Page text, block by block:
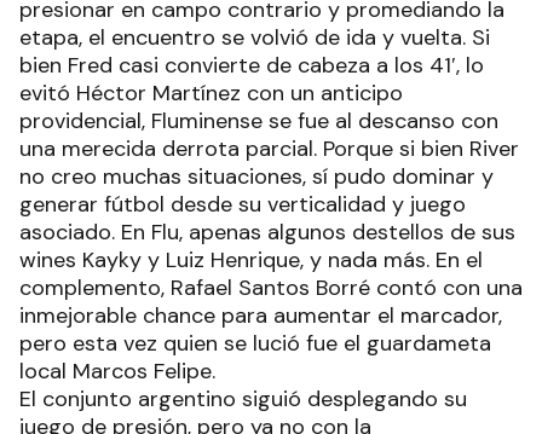
presionar en campo contrario y promediando la
etapa, el encuentro se volvió de ida y vuelta. Si
bien Fred casi convierte de cabeza a los 41′, lo
evitó Héctor Martínez con un anticipo
providencial, Fluminense se fue al descanso con
una merecida derrota parcial. Porque si bien River
no creo muchas situaciones, sí pudo dominar y
generar fútbol desde su verticalidad y juego
asociado. En Flu, apenas algunos destellos de sus
wines Kayky y Luiz Henrique, y nada más. En el
complemento, Rafael Santos Borré contó con una
inmejorable chance para aumentar el marcador,
pero esta vez quien se lució fue el guardameta
local Marcos Felipe.
El conjunto argentino siguió desplegando su
juego de presión, pero ya no con la